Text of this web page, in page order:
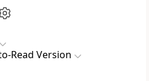
Read Version